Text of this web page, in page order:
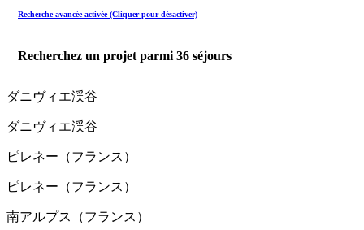
Recherche avancée activée (Cliquer pour désactiver)
Recherchez un projet parmi 36 séjours
ダニヴィエ渓谷
ダニヴィエ渓谷
ピレネー（フランス）
ピレネー（フランス）
南アルプス（フランス）